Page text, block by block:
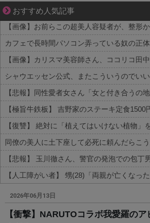
おすすめ人気記事
それは純愛か、それともストーカー疑惑か
カフェで長時間パソコン弄っている奴の正体
シャウエッセン公式、またこういうのでい
同僚の美人に土下座して必死に頼んだらこ
Powered by livedoor 相互RSS
2026年06月13日
【衝撃】NARUTOコラボ我愛羅の